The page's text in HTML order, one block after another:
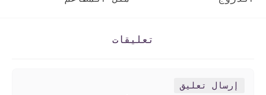
تعليقات
إرسال تعليق